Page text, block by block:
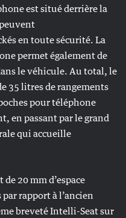
est situé derrière la
en toute sécurité. La
permet également de
le véhicule. Au total, le
35 litres de rangements
pour téléphone
en passant par le grand
qui accueille
20 mm d’espace
rapport à l’ancien
breveté Intelli-Seat sur